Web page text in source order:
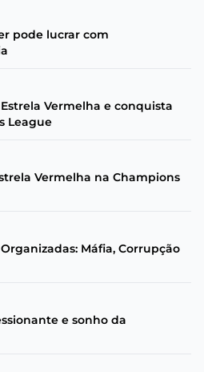
pode lucrar com
Vermelha e conquista
League
Vermelha na Champions
Máfia, Corrupção
e sonho da